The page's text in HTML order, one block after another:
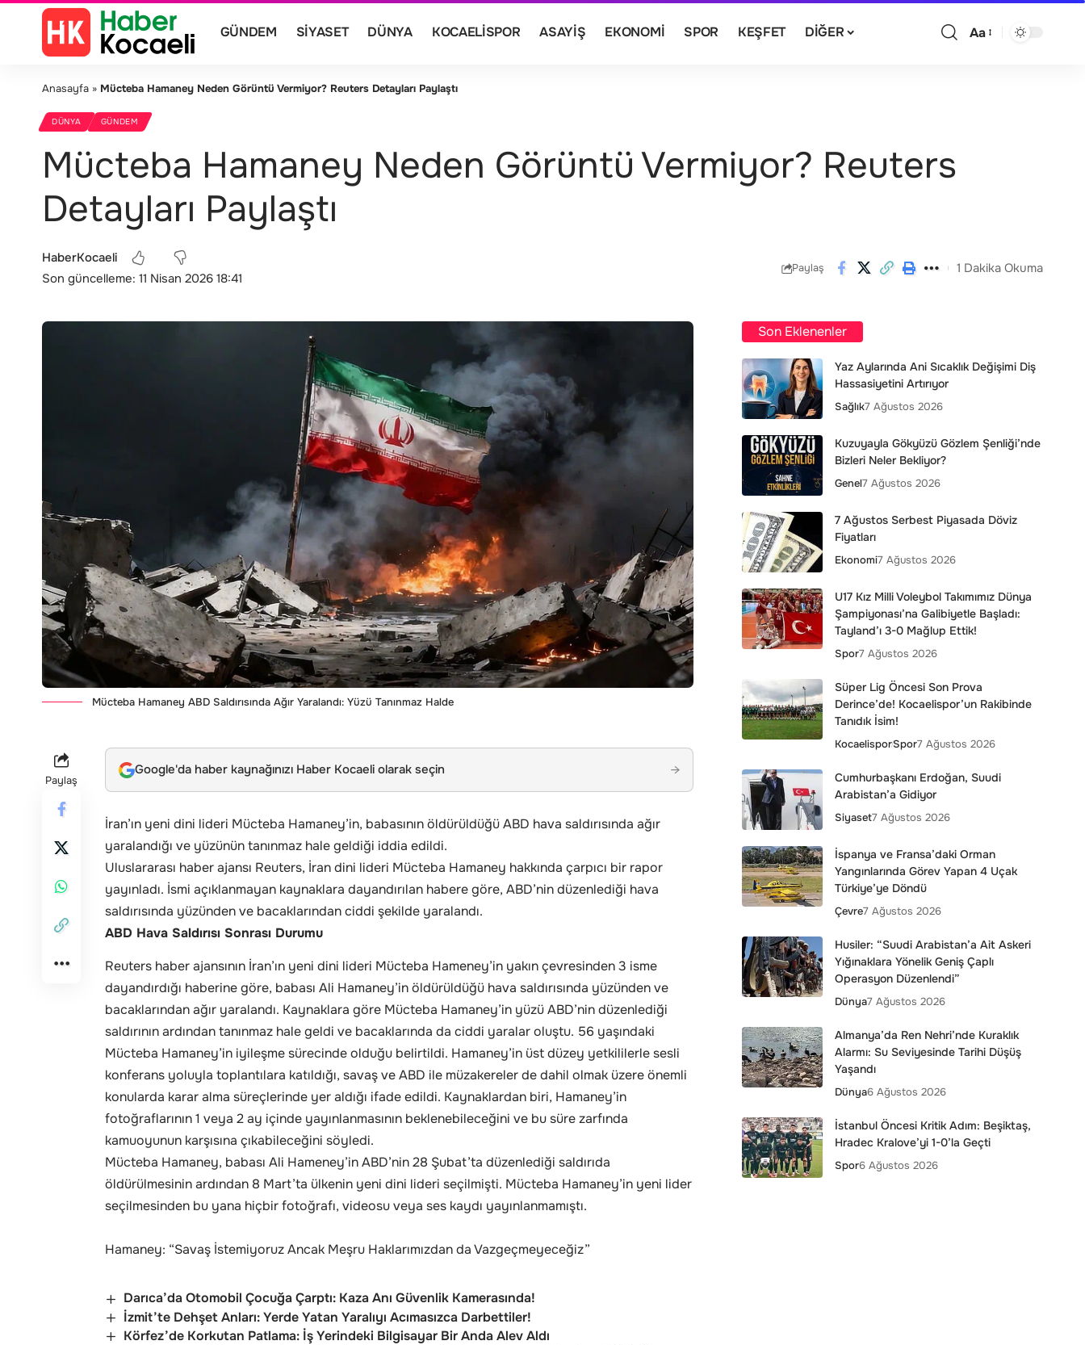
GÜNDEM SIYASET DÜNYA KOCAELISPOR ASAYIŞ EKONOMI SPOR KEŞFET DIĞER Aa
Anasayfa » Mücteba Hamaney Neden Görüntü Vermiyor? Reuters Detayları Paylaştı
DÜNYA GÜNDEM
Mücteba Hamaney Neden Görüntü Vermiyor? Reuters
Detayları Paylaştı
Son güncelleme: 11 Nisan 2026 18:41
HaberKocaeli
Paylaş 1 Dakika Okuma
Mücteba Hamaney ABD Saldırısında Ağır Yaralandı: Yüzü Tanınmaz Halde
Paylaş
Google'da haber kaynağınızı Haber Kocaeli olarak seçin →
İran’ın yeni dini lideri Mücteba Hamaney’in, babasının öldürüldüğü ABD hava saldırısında ağır
yaralandığı ve yüzünün tanınmaz hale geldiği iddia edildi.
Uluslararası haber ajansı Reuters, İran dini lideri Mücteba Hamaney hakkında çarpıcı bir rapor
yayınladı. İsmi açıklanmayan kaynaklara dayandırılan habere göre, ABD’nin düzenlediği hava
saldırısında yüzünden ve bacaklarından ciddi şekilde yaralandı.
ABD Hava Saldırısı Sonrası Durumu
Reuters haber ajansının İran’ın yeni dini lideri Mücteba Hameney’in yakın çevresinden 3 isme
dayandırdığı haberine göre, babası Ali Hamaney’in öldürüldüğü hava saldırısında yüzünden ve
bacaklarından ağır yaralandı. Kaynaklara göre Mücteba Hamaney’in yüzü ABD’nin düzenlediği
saldırının ardından tanınmaz hale geldi ve bacaklarında da ciddi yaralar oluştu. 56 yaşındaki
Mücteba Hamaney’in iyileşme sürecinde olduğu belirtildi. Hamaney’in üst düzey yetkililerle sesli
konferans yoluyla toplantılara katıldığı, savaş ve ABD ile müzakereler de dahil olmak üzere önemli
konularda karar alma süreçlerinde yer aldığı ifade edildi. Kaynaklardan biri, Hamaney’in
fotoğraflarının 1 veya 2 ay içinde yayınlanmasının beklenebileceğini ve bu süre zarfında
kamuoyunun karşısına çıkabileceğini söyledi.
Mücteba Hamaney, babası Ali Hameney’in ABD’nin 28 Şubat’ta düzenlediği saldırıda
öldürülmesinin ardından 8 Mart’ta ülkenin yeni dini lideri seçilmişti. Mücteba Hamaney’in yeni lider
seçilmesinden bu yana hiçbir fotoğrafı, videosu veya ses kaydı yayınlanmamıştı.
Hamaney: “Savaş İstemiyoruz Ancak Meşru Haklarımızdan da Vazgeçmeyeceğiz”
Darıca’da Otomobil Çocuğa Çarptı: Kaza Anı Güvenlik Kamerasında!
İzmit’te Dehşet Anları: Yerde Yatan Yaralıyı Acımasızca Darbettiler!
Körfez’de Korkutan Patlama: İş Yerindeki Bilgisayar Bir Anda Alev Aldı
Son Eklenenler
Yaz Aylarında Ani Sıcaklık Değişimi Diş
Hassasiyetini Artırıyor
Sağlık7 Ağustos 2026
Kuzuyayla Gökyüzü Gözlem Şenliği’nde
Bizleri Neler Bekliyor?
Genel7 Ağustos 2026
7 Ağustos Serbest Piyasada Döviz
Fiyatları
Ekonomi7 Ağustos 2026
U17 Kız Milli Voleybol Takımımız Dünya
Şampiyonası’na Galibiyetle Başladı:
Tayland’ı 3-0 Mağlup Ettik!
Spor7 Ağustos 2026
Süper Lig Öncesi Son Prova
Derince’de! Kocaelispor’un Rakibinde
Tanıdık İsim!
KocaelisporSpor7 Ağustos 2026
Cumhurbaşkanı Erdoğan, Suudi
Arabistan’a Gidiyor
Siyaset7 Ağustos 2026
İspanya ve Fransa’daki Orman
Yangınlarında Görev Yapan 4 Uçak
Türkiye’ye Döndü
Çevre7 Ağustos 2026
Husiler: “Suudi Arabistan’a Ait Askeri
Yığınaklara Yönelik Geniş Çaplı
Operasyon Düzenlendi”
Dünya7 Ağustos 2026
Almanya’da Ren Nehri’nde Kuraklık
Alarmı: Su Seviyesinde Tarihi Düşüş
Yaşandı
Dünya6 Ağustos 2026
İstanbul Öncesi Kritik Adım: Beşiktaş,
Hradec Kralove’yi 1-0’la Geçti
Spor6 Ağustos 2026